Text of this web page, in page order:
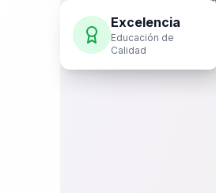
Excelencia
Educación de
Calidad